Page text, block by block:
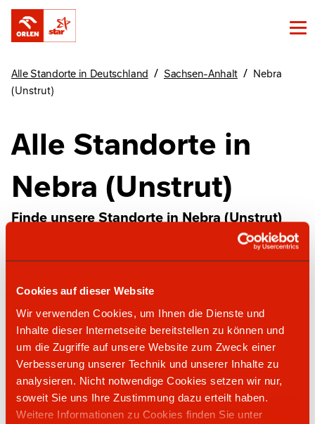
Cookies auf dieser Website
Wir verwenden Cookies, um Ihnen die Dienste und
Inhalte dieser Internetseite bereitstellen zu können und
um die Zugriffe auf unsere Website zum Zweck einer
Verbesserung unserer Technik und unserer Inhalte zu
analysieren. Nicht notwendige Cookies setzen wir nur,
soweit Sie uns Ihre Zustimmung dazu erteilt haben.
Weitere Informationen zu Cookies finden Sie unter
Alle Standorte in Deutschland / Sachsen-Anhalt / Nebra
(Unstrut)
Alle Standorte in
Nebra (Unstrut)
Finde unsere Standorte in Nebra (Unstrut)
034461 22088
Am Bahnhof 2
06642Nebra (Unstrut)